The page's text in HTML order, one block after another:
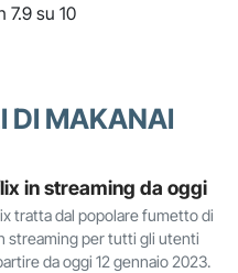
7.9 su 10
DI MAKANAI
in streaming da oggi
tratta dal popolare fumetto di
streaming per tutti gli utenti
da oggi 12 gennaio 2023.